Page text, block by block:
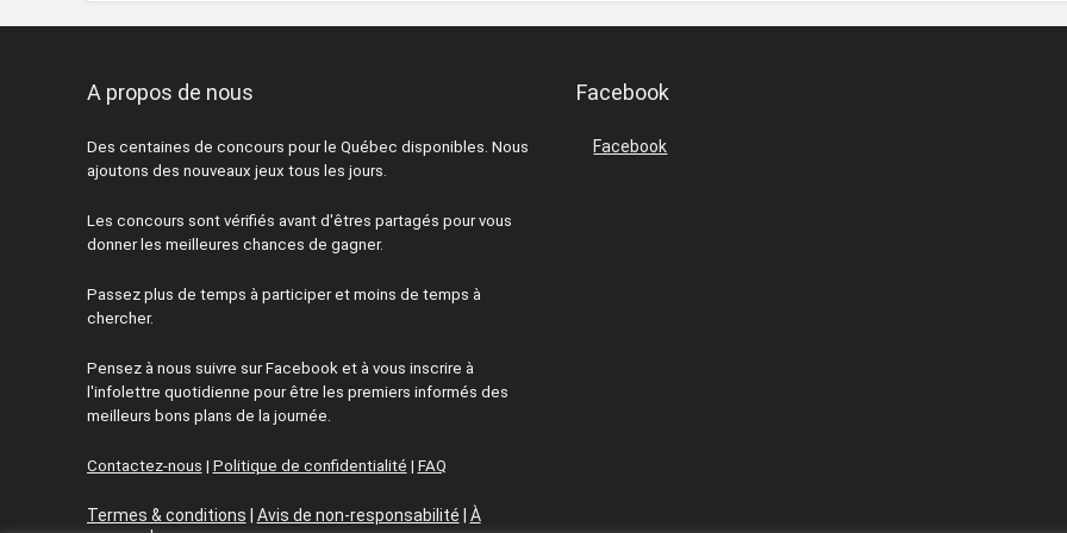
A propos de nous
Des centaines de concours pour le Québec disponibles. Nous
ajoutons des nouveaux jeux tous les jours.
Les concours sont vérifiés avant d'êtres partagés pour vous
donner les meilleures chances de gagner.
Passez plus de temps à participer et moins de temps à
chercher.
Pensez à nous suivre sur Facebook et à vous inscrire à
l'infolettre quotidienne pour être les premiers informés des
meilleurs bons plans de la journée.
Contactez-nous | Politique de confidentialité | FAQ
Termes & conditions Avis de non-responsabilité
À
Facebook
Facebook